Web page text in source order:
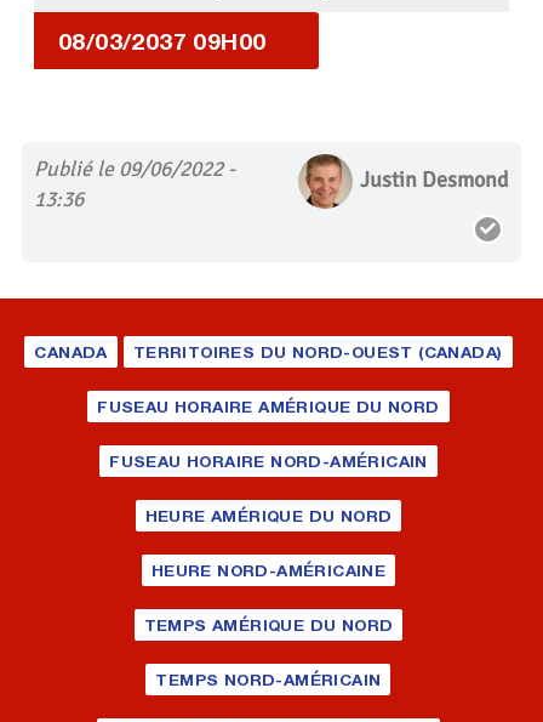
08/03/2037 09H00
Publié le 09/06/2022 -
13:36
Justin Desmond
CANADA TERRITOIRES DU NORD-OUEST (CANADA)
FUSEAU HORAIRE AMÉRIQUE DU NORD
FUSEAU HORAIRE NORD-AMÉRICAIN
HEURE AMÉRIQUE DU NORD
HEURE NORD-AMÉRICAINE
TEMPS AMÉRIQUE DU NORD
TEMPS NORD-AMÉRICAIN